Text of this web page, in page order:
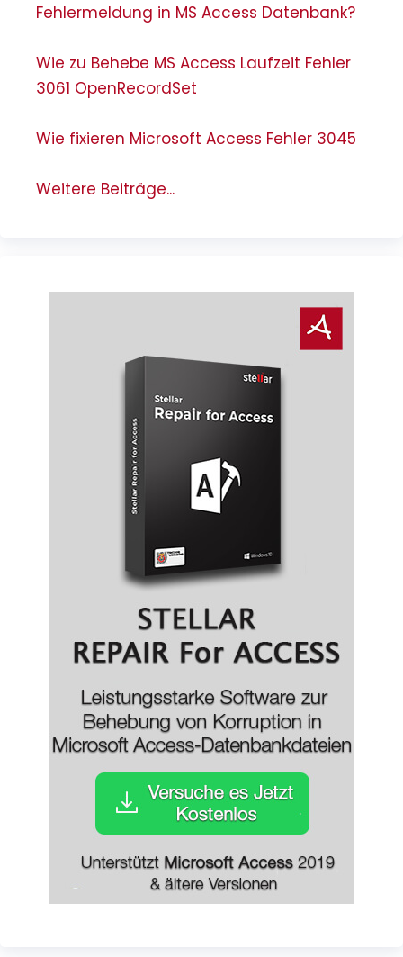
Fehlermeldung in MS Access Datenbank?
Wie zu Behebe MS Access Laufzeit Fehler
3061 OpenRecordSet
Wie fixieren Microsoft Access Fehler 3045
Weitere Beiträge...